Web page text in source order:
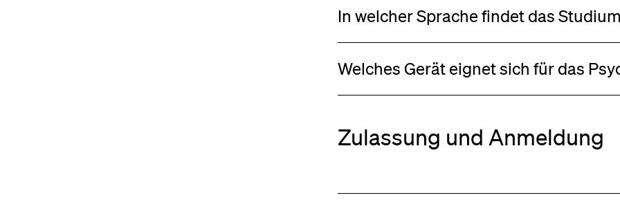
In welcher Sprache findet das
Welches Gerät eignet sich für das
Zulassung und Anmeldung
Förderer